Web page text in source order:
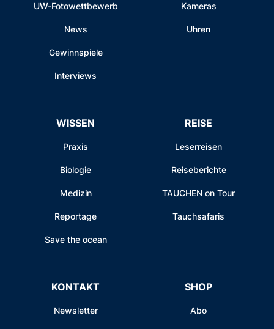
UW-Fotowettbewerb
News
Gewinnspiele
Interviews
Kameras
Uhren
WISSEN
Praxis
Biologie
Medizin
Reportage
Save the ocean
REISE
Leserreisen
Reiseberichte
TAUCHEN on Tour
Tauchsafaris
KONTAKT
Newsletter
SHOP
Abo